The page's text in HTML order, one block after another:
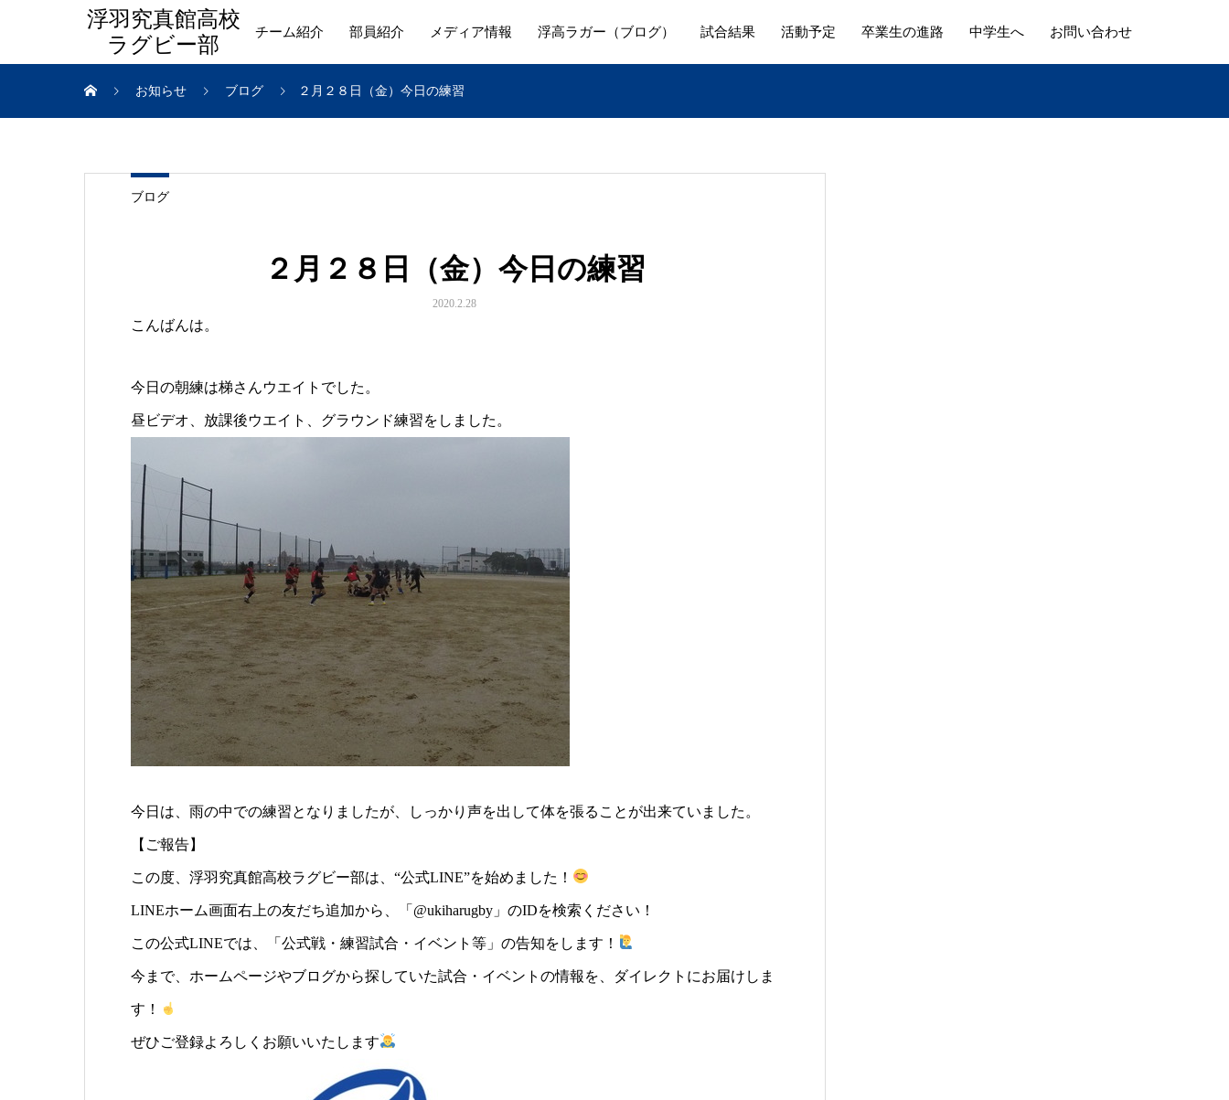
浮羽究真館高校
ラグビー部
チーム紹介 部員紹介 メディア情報 浮高ラガー（ブログ） 試合結果 活動予定 卒業生の進路 中学生へ お問い合わせ
お知らせ ブログ ２月２８日（金）今日の練習
ブログ
２月２８日（金）今日の練習
2020.2.28
こんばんは。
今日の朝練は梯さんウエイトでした。
昼ビデオ、放課後ウエイト、グラウンド練習をしました。
今日は、雨の中での練習となりましたが、しっかり声を出して体を張ることが出来ていました。
【ご報告】
この度、浮羽究真館高校ラグビー部は、“公式LINE”を始めました！
LINEホーム画面右上の友だち追加から、「@ukiharugby」のIDを検索ください！
この公式LINEでは、「公式戦・練習試合・イベント等」の告知をします！
今まで、ホームページやブログから探していた試合・イベントの情報を、ダイレクトにお届けしま
す！
ぜひご登録よろしくお願いいたします